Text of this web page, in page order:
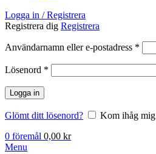
Logga in / Registrera
Registrera dig Registrera
Användarnamn eller e-postadress *
Lösenord *
Logga in
Glömt ditt lösenord?
Kom ihåg mig
0 föremål 0,00 kr
Menu